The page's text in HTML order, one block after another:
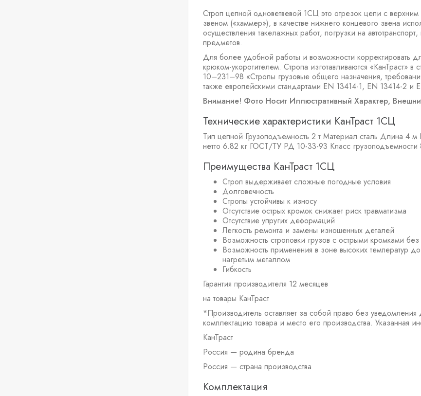
Строп цепной одноветвевой 1СЦ это отрезок цепи с
звеном («хаммер»), в качестве нижнего концевого звена
осуществления такелажных работ, погрузки на
предметов.
Для более удобной работы и возможности корректировать
крюком-укоротителем. Стропа изготавливаются «КанТраст»
10–231–98 «Стропы грузовые общего назначения,
также европейскими стандартами EN 13414-1, EN 13414-2 и
Внимание! Фото Носит Иллюстративный Характер,
Технические характеристики КанТраст 1СЦ
Тип цепной Грузоподъемность 2 т Материал сталь Длина 4 м
нетто 6.82 кг ГОСТ/ТУ РД 10-33-93 Класс грузоподъемности
Преимущества КанТраст 1СЦ
Строп выдерживает сложные погодные условия
Долговечность
Стропы устойчивы к износу
Отсутствие острых кромок снижает риск травматизма
Отсутствие упругих деформаций
Легкость ремонта и замены изношенных деталей
Возможность строповки грузов с острыми кромками
Возможность применения в зоне высоких температур
нагретым металлом
Гибкость
Гарантия производителя 12 месяцев
на товары КанТраст
*Производитель оставляет за собой право без
комплектацию товара и место его производства. Указанная
КанТраст
Россия — родина бренда
Россия — страна производства
Комплектация